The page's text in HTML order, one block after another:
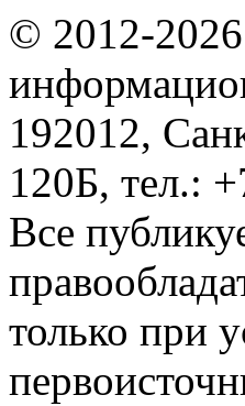
© 2012-
192012,
120Б, тел.:
Все
только при